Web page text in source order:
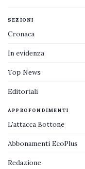
SEZIONI
Cronaca
In evidenza
Top News
Editoriali
APPROFONDIMENTI
L'attacca Bottone
Abbonamenti EcoPlus
Redazione